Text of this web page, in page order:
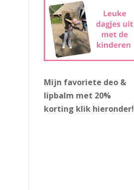
Mijn favoriete deo &
lipbalm met 20%
korting klik hieronder!